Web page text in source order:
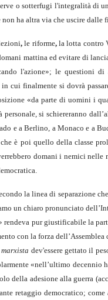
o sotterfugi l'integralità di
ha altra via che uscire dalle
,le riforme,la lotta contro
mattina ed evitare di
l'azione»; le questioni di
cui finalmente si dovrà
«da parte di uomini i
si schiereranno
e a Berlino, a Monaco e a
è poi quello della classe
domani i nemici nelle
la linea di separazione
un chiaro pronunciato
pur giustificabile la
con la forza
marxista dev'essere gettato il
«nell’ultimo
della adesione alla guerra
retaggio democratico;